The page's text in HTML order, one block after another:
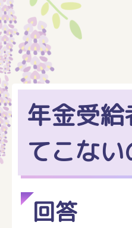
年金受
てこな
回答